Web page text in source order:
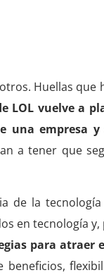
Huellas que
LOL vuelve a
una empresa y
a tener que
de la
en tecnología
para atraer
beneficios,